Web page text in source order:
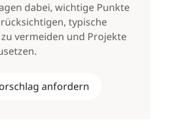
dabei, wichtige Punkte
typische
vermeiden und Projekte
anfordern